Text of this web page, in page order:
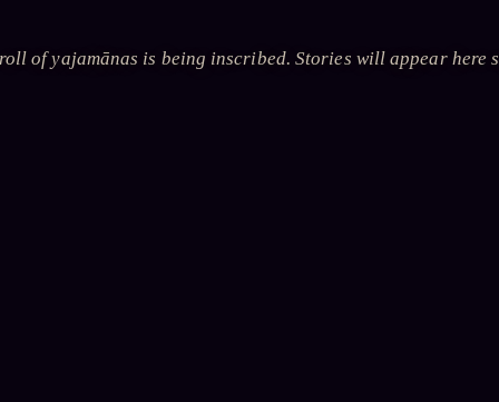
of yajamānas is being inscribed. Stories will appear here